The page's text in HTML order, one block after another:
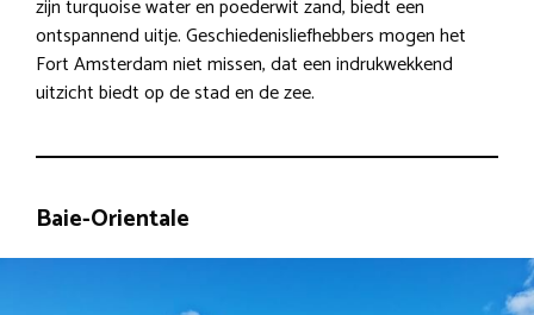
zijn turquoise water en poederwit zand, biedt een
ontspannend uitje. Geschiedenisliefhebbers mogen het
Fort Amsterdam niet missen, dat een indrukwekkend
uitzicht biedt op de stad en de zee.
Baie-Orientale